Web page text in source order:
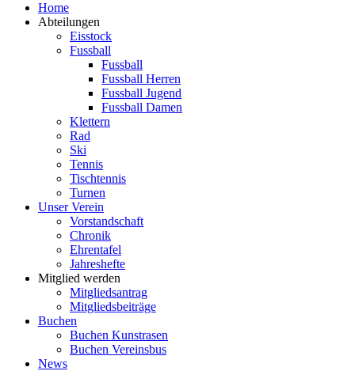
Home
Abteilungen
Eisstock
Fussball
Fussball
Fussball Herren
Fussball Jugend
Fussball Damen
Klettern
Rad
Ski
Tennis
Tischtennis
Turnen
Unser Verein
Vorstandschaft
Chronik
Ehrentafel
Jahreshefte
Mitglied werden
Mitgliedsantrag
Mitgliedsbeiträge
Buchen
Buchen Kunstrasen
Buchen Vereinsbus
News